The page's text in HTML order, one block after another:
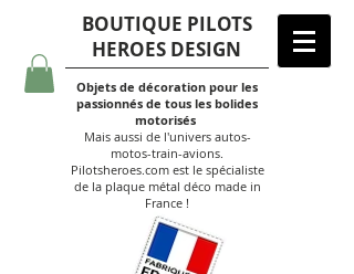
BOUTIQUE PILOTS
HEROES DESIGN
Objets de décoration pour les
passionnés de tous les bolides
motorisés
Mais aussi de l'univers autos-
motos-train-avions.
Pilotsheroes.com est le spécialiste
de la plaque métal déco made in
France !